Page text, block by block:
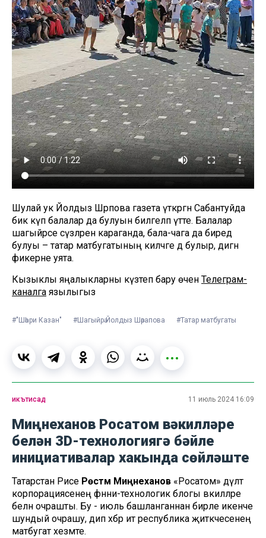
Шулай ук Йолдыз Шәрәпова газета үткәргән Сабантуйда
бик күп балалар да булуын билгеләп үтте. Балалар
шагыйрәсе сүзләренә караганда, бала-чага да биредә
булуы – татар матбугатының киләчәге дә булыр, дигән
фикерне уята.
Кызыклы яңалыкларны күзәтеп бару өчен Телеграм-
каналга язылыгыз
#"Шәһри Казан" #Шагыйрә Йолдыз Шәрапова #Татар матбугаты
икътисад 11 июль 2024 16:09
Миңнеханов Росатом вәкилләре
белән 3D-технологиягә бәйле
инициативалар хакында сөйләште
Татарстан Рәисе Рөстәм Миңнеханов «Росатом» дәүләт
корпорациясенең фәнни-технологик блогы вәкилләре
белән очрашты. Бу - июль башланганнан бирле икенче
шундый очрашу, дип хәбәр итә республика җитәкчесенең
матбугат хезмәте.